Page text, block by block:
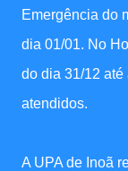
Emergência do
dia 01/01. No
do dia 31/12
atendidos.
A UPA de Inoã